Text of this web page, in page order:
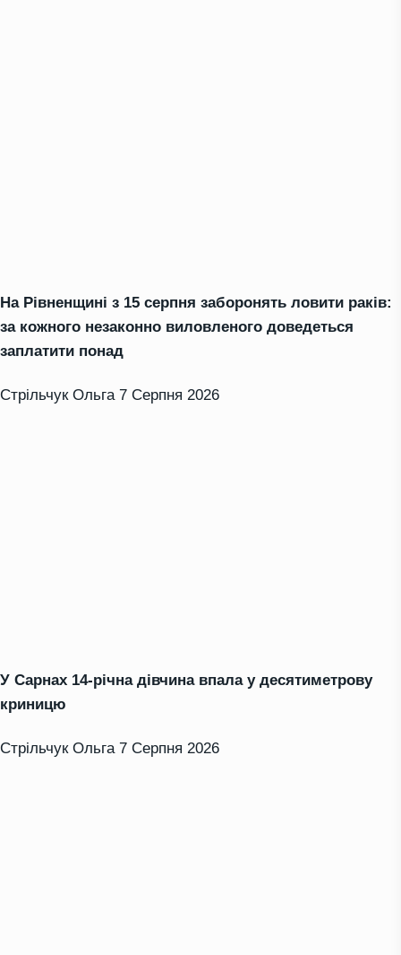
На Рівненщині з 15 серпня заборонять ловити раків:
за кожного незаконно виловленого доведеться
заплатити понад
Стрільчук Ольга 7 Серпня 2026
У Сарнах 14-річна дівчина впала у десятиметрову
криницю
Стрільчук Ольга 7 Серпня 2026